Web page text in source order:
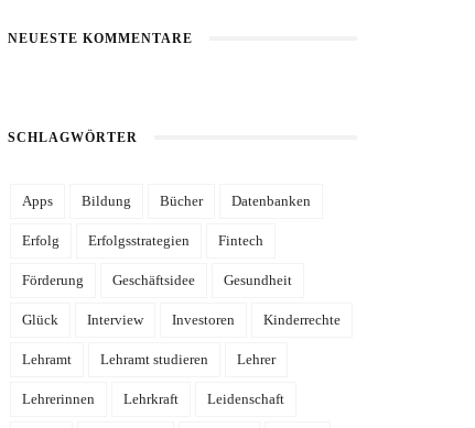
NEUESTE KOMMENTARE
SCHLAGWÖRTER
Apps Bildung Bücher Datenbanken
Erfolg Erfolgsstrategien Fintech
Förderung Geschäftsidee Gesundheit
Glück Interview Investoren Kinderrechte
Lehramt Lehramt studieren Lehrer
Lehrerinnen Lehrkraft Leidenschaft